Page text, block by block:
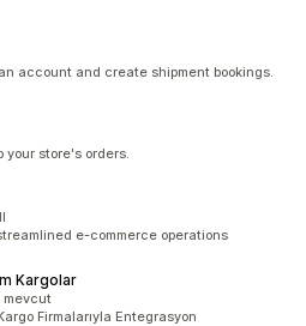
account and create shipment bookings.
your store's orders.
e-commerce operations
Kargolar
mevcut
Firmalarıyla Entegrasyon